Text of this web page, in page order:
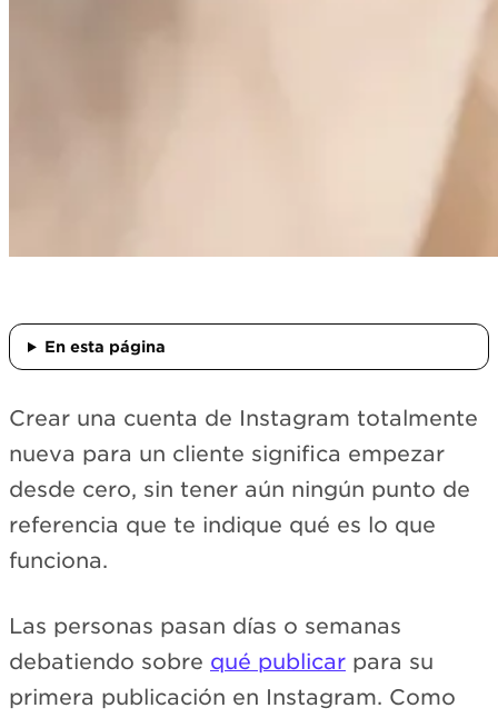
En esta página
Crear una cuenta de Instagram totalmente
nueva para un cliente significa empezar
desde cero, sin tener aún ningún punto de
referencia que te indique qué es lo que
funciona.
Las personas pasan días o semanas
debatiendo sobre qué publicar para su
primera publicación en Instagram. Como